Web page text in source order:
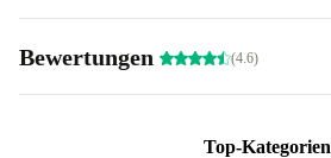
Bewertungen (4.6)
Top-Kategorien